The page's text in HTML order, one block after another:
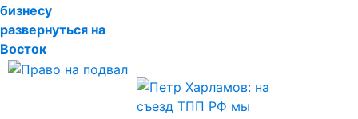
бизнесу
развернуться на
Восток